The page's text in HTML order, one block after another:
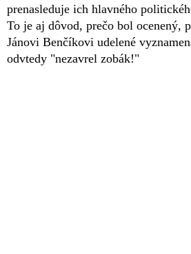
prenasleduje ich hlavného
To je aj dôvod, prečo bol ocenený,
Jánovi Benčíkovi udelené
odvtedy "nezavrel zobák!"